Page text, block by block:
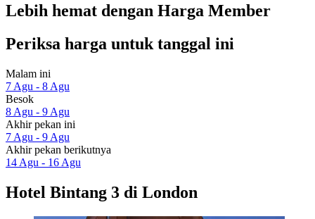
Lebih hemat dengan Harga Member
Periksa harga untuk tanggal ini
Malam ini
7 Agu - 8 Agu
Besok
8 Agu - 9 Agu
Akhir pekan ini
7 Agu - 9 Agu
Akhir pekan berikutnya
14 Agu - 16 Agu
Hotel Bintang 3 di London